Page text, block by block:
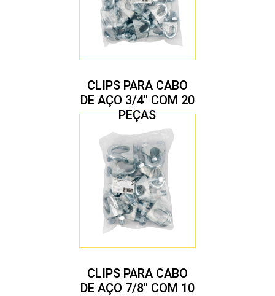
CLIPS PARA CABO
DE AÇO 3/4″ COM 20
PEÇAS
CLIPS PARA CABO
DE AÇO 7/8″ COM 10